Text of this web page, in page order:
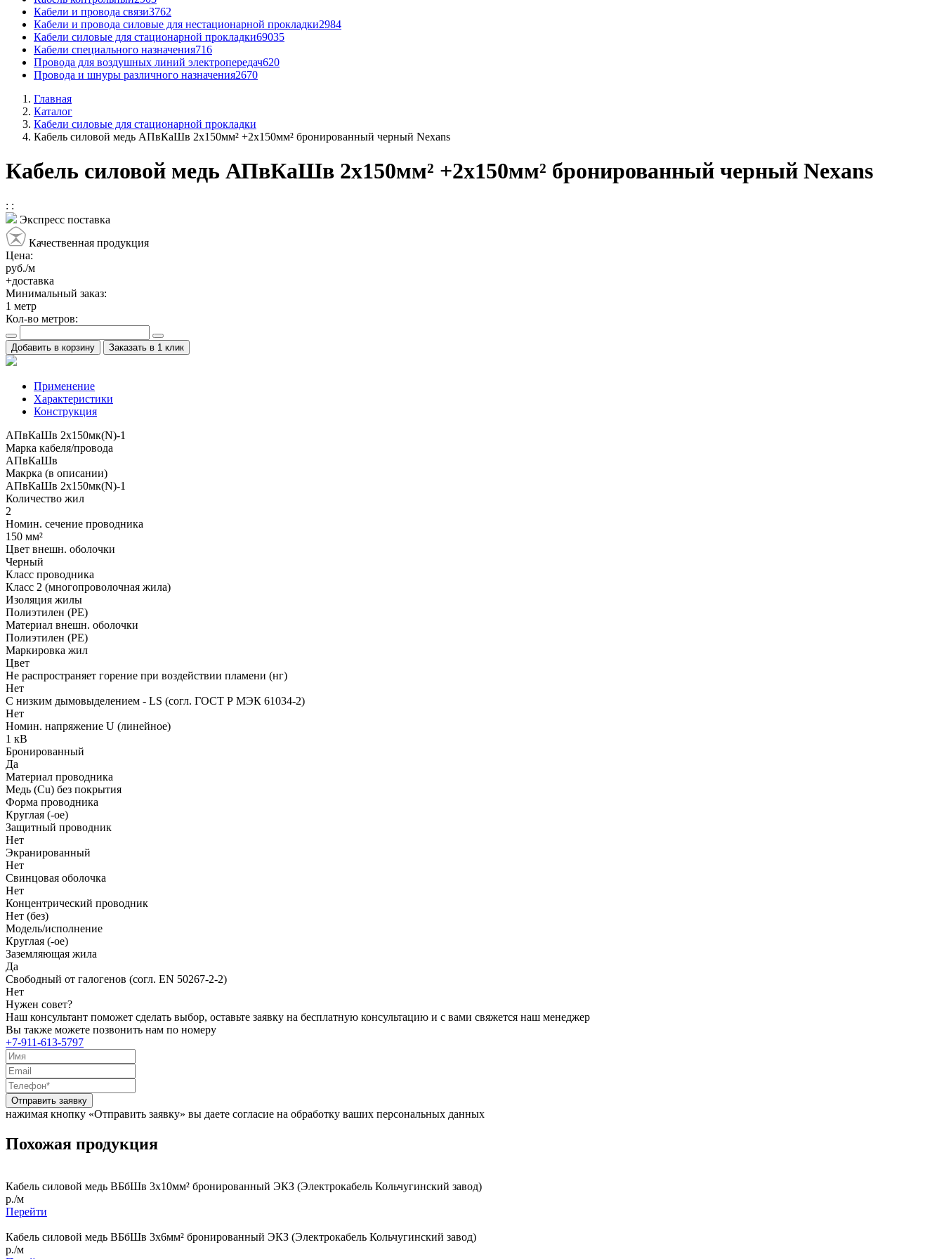
Кабели и провода связи3762
Кабели и провода силовые для нестационарной прокладки2984
Кабели силовые для стационарной прокладки69035
Кабели специального назначения716
Провода для воздушных линий электропередач620
Провода и шнуры различного назначения2670
Главная
Каталог
Кабели силовые для стационарной прокладки
Кабель силовой медь АПвКаШв 2x150мм² +2x150мм² бронированный черный Nexans
Кабель силовой медь АПвКаШв 2x150мм² +2x150мм² бронированный черный Nexans
: :
Экспресс поставка
Качественная продукция
Цена:
руб./м
+доставка
Минимальный заказ:
1 метр
Кол-во метров:
Добавить в корзину Заказать в 1 клик
Применение
Характеристики
Конструкция
АПвКаШв 2x150мк(N)-1
Марка кабеля/провода
АПвКаШв
Макрка (в описании)
АПвКаШв 2x150мк(N)-1
Количество жил
2
Номин. сечение проводника
150 мм²
Цвет внешн. оболочки
Черный
Класс проводника
Класс 2 (многопроволочная жила)
Изоляция жилы
Полиэтилен (PE)
Материал внешн. оболочки
Полиэтилен (PE)
Маркировка жил
Цвет
Не распространяет горение при воздействии пламени (нг)
Нет
С низким дымовыделением - LS (согл. ГОСТ Р МЭК 61034-2)
Нет
Номин. напряжение U (линейное)
1 кВ
Бронированный
Да
Материал проводника
Медь (Cu) без покрытия
Форма проводника
Круглая (-ое)
Защитный проводник
Нет
Экранированный
Нет
Свинцовая оболочка
Нет
Концентрический проводник
Нет (без)
Модель/исполнение
Круглая (-ое)
Заземляющая жила
Да
Свободный от галогенов (согл. EN 50267-2-2)
Нет
Нужен совет?
Наш консультант поможет сделать выбор, оставьте заявку на бесплатную консультацию и с вами свяжется наш менеджер
Вы также можете позвонить нам по номеру
+7-911-613-5797
Отправить заявку
нажимая кнопку «Отправить заявку» вы даете согласие на обработку ваших персональных данных
Похожая продукция
Кабель силовой медь ВБбШв 3x10мм² бронированный ЭКЗ (Электрокабель Кольчугинский завод)
р./м
Перейти
Кабель силовой медь ВБбШв 3x6мм² бронированный ЭКЗ (Электрокабель Кольчугинский завод)
р./м